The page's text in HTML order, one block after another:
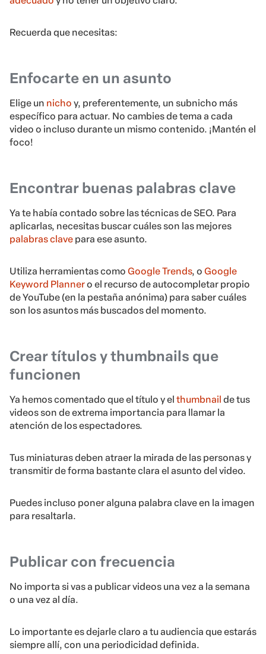
Recuerda que necesitas:
Enfocarte en un asunto
Elige un nicho y, preferentemente, un subnicho más
específico para actuar. No cambies de tema a cada
video o incluso durante un mismo contenido. ¡Mantén el
foco!
Encontrar buenas palabras clave
Ya te había contado sobre las técnicas de SEO. Para
aplicarlas, necesitas buscar cuáles son las mejores
palabras clave para ese asunto.
Utiliza herramientas como Google Trends, o Google
Keyword Plannero el recurso de autocompletar propio
de YouTube (en la pestaña anónima) para saber cuáles
son los asuntos más buscados del momento.
Crear títulos y thumbnails que
funcionen
Ya hemos comentado que el título y el thumbnail de tus
videos son de extrema importancia para llamar la
atención de los espectadores.
Tus miniaturas deben atraer la mirada de las personas y
transmitir de forma bastante clara el asunto del video.
Puedes incluso poner alguna palabra clave en la imagen
para resaltarla.
Publicar con frecuencia
No importa si vas a publicar videos una vez a la semana
o una vez al día.
Lo importante es dejarle claro a tu audiencia que estarás
siempre allí, con una periodicidad definida.